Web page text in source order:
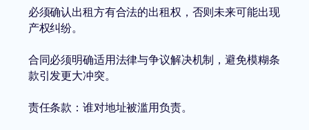
必须确认出租方有合法的出租权，否则未来可能出现
产权纠纷。
合同必须明确适用法律与争议解决机制，避免模糊条
款引发更大冲突。
责任条款：谁对地址被滥用负责。